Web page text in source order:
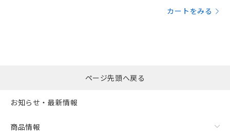
カートをみる
ページ先頭へ戻る
お知らせ・最新情報
商品情報